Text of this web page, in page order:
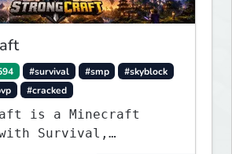
#survival #smp
#skyblock
#cracked
is a Minecraft
Survival,